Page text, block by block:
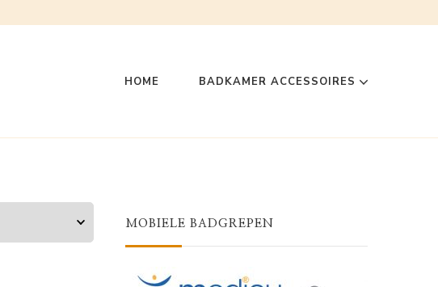
HOME BADKAMER ACCESSOIRES
MOBIELE BADGREPEN